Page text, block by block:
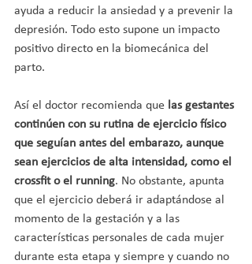
ayuda a reducir la ansiedad y a prevenir la
depresión. Todo esto supone un impacto
positivo directo en la biomecánica del
parto.
Así el doctor recomienda que las gestantes
continúen con su rutina de ejercicio físico
que seguían antes del embarazo, aunque
sean ejercicios de alta intensidad, como el
crossfit o el running. No obstante, apunta
que el ejercicio deberá ir adaptándose al
momento de la gestación y a las
características personales de cada mujer
durante esta etapa y siempre y cuando no